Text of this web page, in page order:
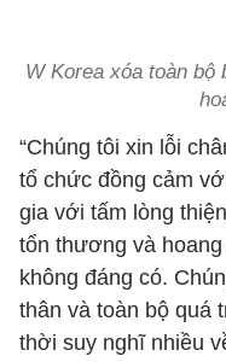
W Korea xóa toàn
“Chúng tôi xin lỗi
tổ chức đồng cảm
gia với tấm lòng
tổn thương và
không đáng có.
thân và toàn bộ quá
thời suy nghĩ nhiều